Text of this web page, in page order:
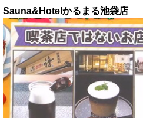
Sauna&Hotelかるまる池袋店